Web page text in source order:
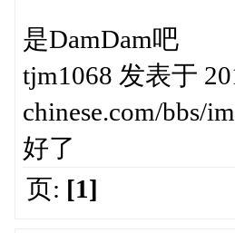
是DamDam吧
tjm1068 发表于
chinese.com/bbs/
好了
页: [1]